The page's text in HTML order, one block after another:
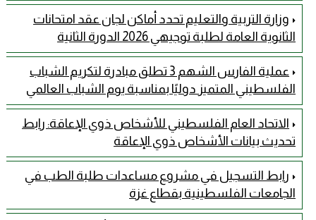
وزارة التربية والتعليم تحدد أماكن لجان عقد امتحانات
الثانوية العامة لطلبة توجيهي 2026 الدورة الثانية
عملية الفارس الشهم 3 تطلق مبادرة لتكريم الشباب
الفلسطيني المتميز دوليًا بمناسبة يوم الشباب العالمي
الاتحاد العام الفلسطيني للأشخاص ذوي الإعاقة: رابط
تحديث بيانات الأشخاص ذوي الإعاقة
رابط التسجيل في مشروع مساعدات طلبة الطب في
الجامعات الفلسطينية بقطاع غزة